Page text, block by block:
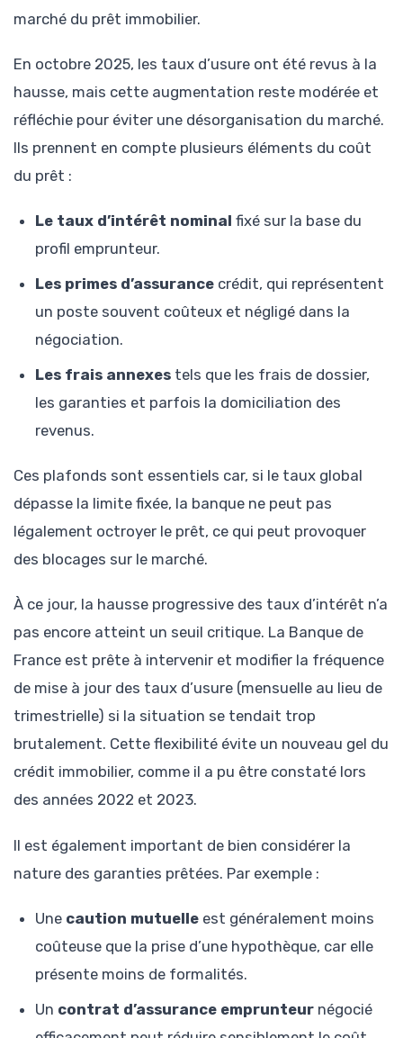
marché du prêt immobilier.
En octobre 2025, les taux d’usure ont été revus à la
hausse, mais cette augmentation reste modérée et
réfléchie pour éviter une désorganisation du marché.
Ils prennent en compte plusieurs éléments du coût
du prêt :
Le taux d’intérêt nominal fixé sur la base du
profil emprunteur.
Les primes d’assurance crédit, qui représentent
un poste souvent coûteux et négligé dans la
négociation.
Les frais annexes tels que les frais de dossier,
les garanties et parfois la domiciliation des
revenus.
Ces plafonds sont essentiels car, si le taux global
dépasse la limite fixée, la banque ne peut pas
légalement octroyer le prêt, ce qui peut provoquer
des blocages sur le marché.
À ce jour, la hausse progressive des taux d’intérêt n’a
pas encore atteint un seuil critique. La Banque de
France est prête à intervenir et modifier la fréquence
de mise à jour des taux d’usure (mensuelle au lieu de
trimestrielle) si la situation se tendait trop
brutalement. Cette flexibilité évite un nouveau gel du
crédit immobilier, comme il a pu être constaté lors
des années 2022 et 2023.
Il est également important de bien considérer la
nature des garanties prêtées. Par exemple :
Une caution mutuelle est généralement moins
coûteuse que la prise d’une hypothèque, car elle
présente moins de formalités.
Un contrat d’assurance emprunteur négocié